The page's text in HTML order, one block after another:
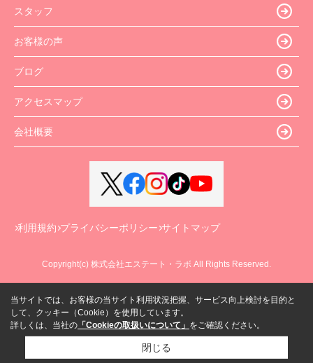
スタッフ
お客様の声
ブログ
アクセスマップ
会社概要
利用規約 プライバシーポリシー サイトマップ
Copyright(c) 株式会社エステート・ラボ All Rights Reserved.
当サイトでは、お客様の当サイト利用状況把握、サービス向上検討を目的と
して、クッキー（Cookie）を使用しています。
詳しくは、当社の 「Cookieの取扱いについて」 をご確認ください。
閉じる